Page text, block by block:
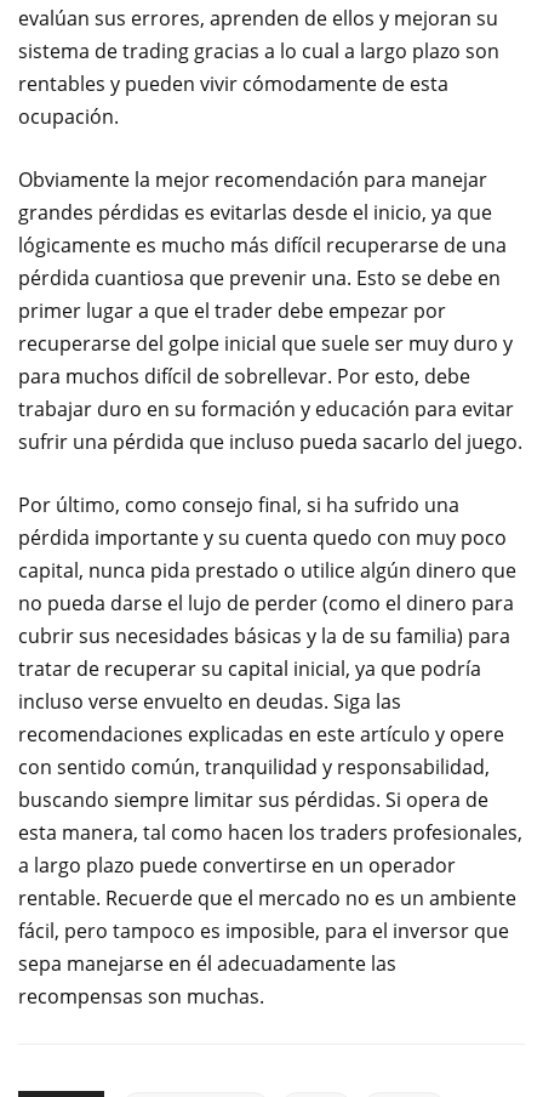
evalúan sus errores, aprenden de ellos y mejoran su
sistema de trading gracias a lo cual a largo plazo son
rentables y pueden vivir cómodamente de esta
ocupación.
Obviamente la mejor recomendación para manejar
grandes pérdidas es evitarlas desde el inicio, ya que
lógicamente es mucho más difícil recuperarse de una
pérdida cuantiosa que prevenir una. Esto se debe en
primer lugar a que el trader debe empezar por
recuperarse del golpe inicial que suele ser muy duro y
para muchos difícil de sobrellevar. Por esto, debe
trabajar duro en su formación y educación para evitar
sufrir una pérdida que incluso pueda sacarlo del juego.
Por último, como consejo final, si ha sufrido una
pérdida importante y su cuenta quedo con muy poco
capital, nunca pida prestado o utilice algún dinero que
no pueda darse el lujo de perder (como el dinero para
cubrir sus necesidades básicas y la de su familia) para
tratar de recuperar su capital inicial, ya que podría
incluso verse envuelto en deudas. Siga las
recomendaciones explicadas en este artículo y opere
con sentido común, tranquilidad y responsabilidad,
buscando siempre limitar sus pérdidas. Si opera de
esta manera, tal como hacen los traders profesionales,
a largo plazo puede convertirse en un operador
rentable. Recuerde que el mercado no es un ambiente
fácil, pero tampoco es imposible, para el inversor que
sepa manejarse en él adecuadamente las
recompensas son muchas.